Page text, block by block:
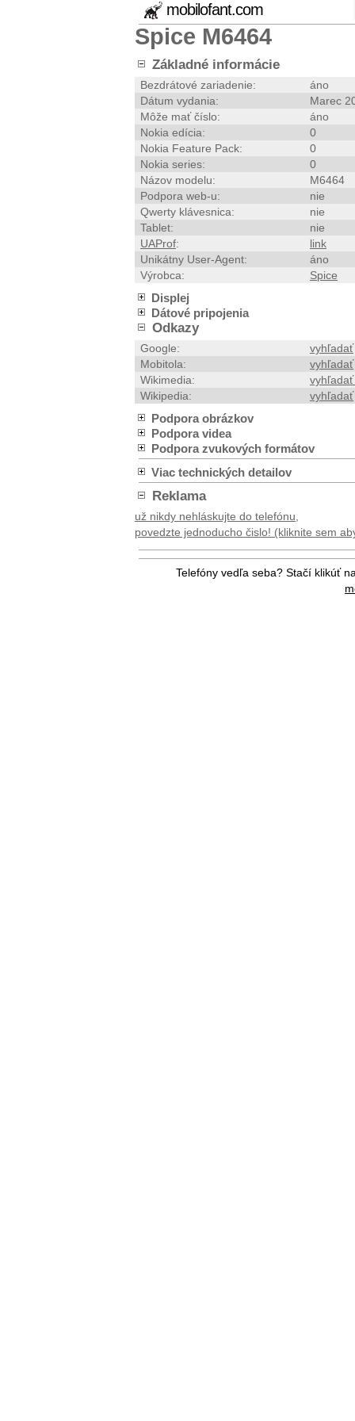
mobilofant.com
Spice M6464
Základné informácie
Bezdrátové zariadenie:
áno
Dátum vydania:
Marec
Môže mať číslo:
áno
Nokia edícia:
0
Nokia Feature Pack:
0
Nokia series:
0
Názov modelu:
M6464
Podpora web-u:
nie
Qwerty klávesnica:
nie
Tablet:
nie
UAProf:
link
Unikátny User-Agent:
áno
Výrobca:
Spice
Displej
Dátové pripojenia
Odkazy
Google:
vyhľadať
Mobitola:
vyhľadať
Wikimedia:
Wikipedia:
vyhľadať
Podpora obrázkov
Podpora videa
Podpora zvukových formátov
Viac technických detailov
Reklama
už nikdy nehláskujte do telefónu,
povedzte jednoducho čislo! (kliknite sem
Telefóny vedľa seba? Stačí klikúť